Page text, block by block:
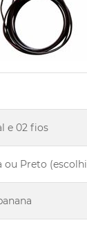
e 02 fios
ou Preto